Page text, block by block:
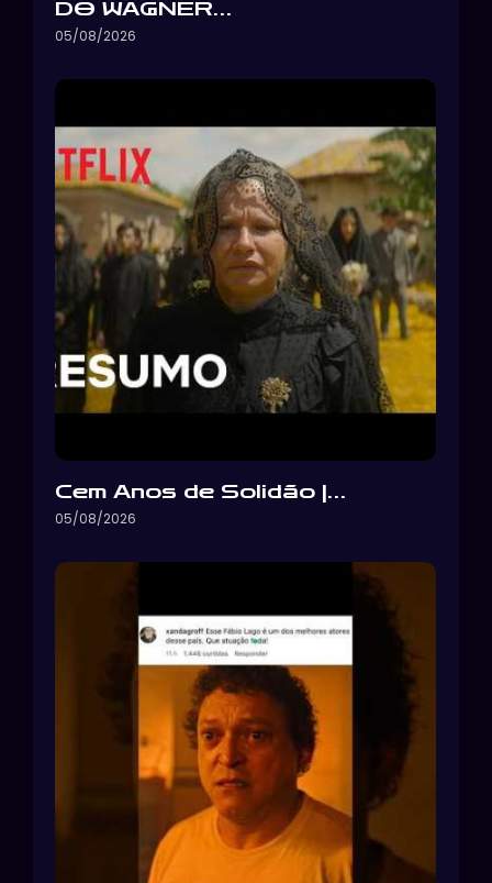
DO WAGNER…
05/08/2026
Cem Anos de Solidão |…
05/08/2026